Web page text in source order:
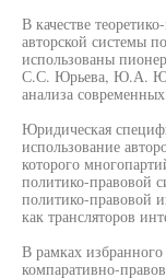
В качестве
авторской системы
использованы
С.С. Юрьева, Ю.А.
анализа
Юридическая
использование
которого
политико-правовой
политико-правовой
как трансляторов
В рамках
компаративно-